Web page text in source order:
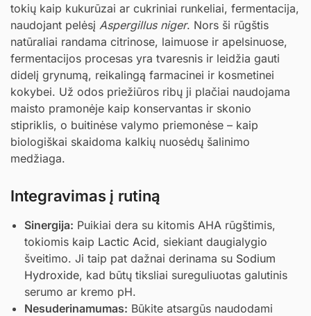
tokių kaip kukurūzai ar cukriniai runkeliai, fermentacija,
naudojant pelėsį Aspergillus niger. Nors ši rūgštis
natūraliai randama citrinose, laimuose ir apelsinuose,
fermentacijos procesas yra tvaresnis ir leidžia gauti
didelį grynumą, reikalingą farmacinei ir kosmetinei
kokybei. Už odos priežiūros ribų ji plačiai naudojama
maisto pramonėje kaip konservantas ir skonio
stipriklis, o buitinėse valymo priemonėse – kaip
biologiškai skaidoma kalkių nuosėdų šalinimo
medžiaga.
Integravimas į rutiną
Sinergija: Puikiai dera su kitomis AHA rūgštimis,
tokiomis kaip Lactic Acid, siekiant daugialygio
šveitimo. Ji taip pat dažnai derinama su Sodium
Hydroxide, kad būtų tiksliai sureguliuotas galutinis
serumo ar kremo pH.
Nesuderinamumas: Būkite atsargūs naudodami